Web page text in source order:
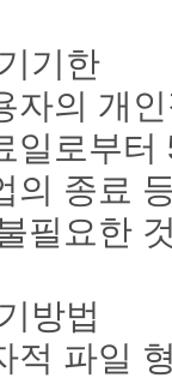
기한
자의 개
일로부터
의 종료
필요한
방법
적 파일